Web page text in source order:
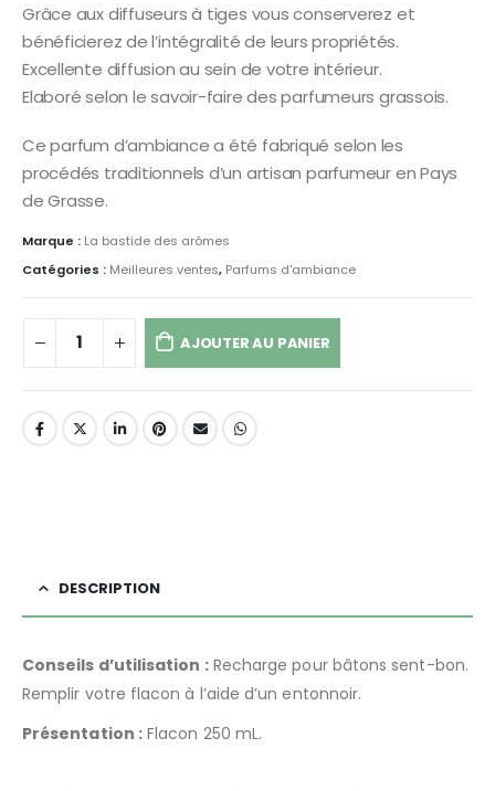
Grâce aux diffuseurs à tiges vous conserverez et
bénéficierez de l’intégralité de leurs propriétés.
Excellente diffusion au sein de votre intérieur.
Elaboré selon le savoir-faire des parfumeurs grassois.
Ce parfum d’ambiance a été fabriqué selon les
procédés traditionnels d’un artisan parfumeur en Pays
de Grasse.
Marque : La bastide des arômes
Catégories : Meilleures ventes, Parfums d'ambiance
AJOUTER AU PANIER
DESCRIPTION
Conseils d’utilisation :Recharge pour bâtons sent-bon.
Remplir votre flacon à l’aide d’un entonnoir.
Présentation :Flacon 250 mL.